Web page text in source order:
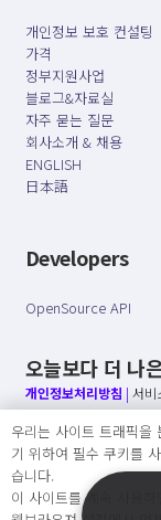
개인정보 보호 컨설팅
가격
정부지원사업
블로그&자료실
자주 묻는 질문
회사소개 & 채용
ENGLISH
日本語
Developers
OpenSource API
오늘보다 더 나
개인정보처리방침 | 서비
○ 개인정보보호 컴플라
○ 정보주체의 권리를 보
○ 기업의 개인정보보호
우리는 사이트 트래픽을
기 위하여 필수 쿠키를
습니다.
이 사이트를 계속 사용하